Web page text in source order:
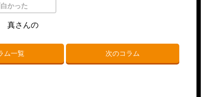
かった
真さんの
ム一覧 次のコラム